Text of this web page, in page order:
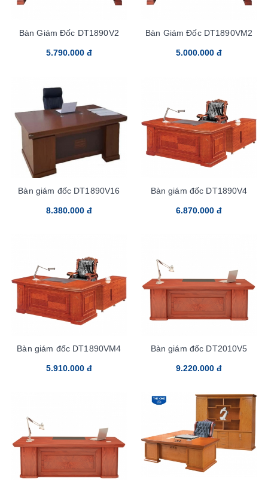
Bàn Giám Đốc DT1890V2
5.790.000 đ
Bàn Giám Đốc DT1890VM2
5.000.000 đ
Bàn giám đốc DT1890V16
8.380.000 đ
Bàn giám đốc DT1890V4
6.870.000 đ
Bàn giám đốc DT1890VM4
5.910.000 đ
Bàn giám đốc DT2010V5
9.220.000 đ